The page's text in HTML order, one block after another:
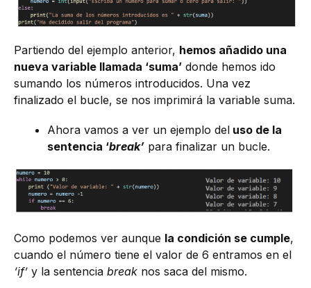
Partiendo del ejemplo anterior, hemos añadido una
nueva variable llamada ‘suma’ donde hemos ido
sumando los números introducidos. Una vez
finalizado el bucle, se nos imprimirá la variable suma.
Ahora vamos a ver un ejemplo del uso de la
sentencia ‘break’ para finalizar un bucle.
Como podemos ver aunque la condición se cumple,
cuando el número tiene el valor de 6 entramos en el
‘if’ y la sentencia break nos saca del mismo.